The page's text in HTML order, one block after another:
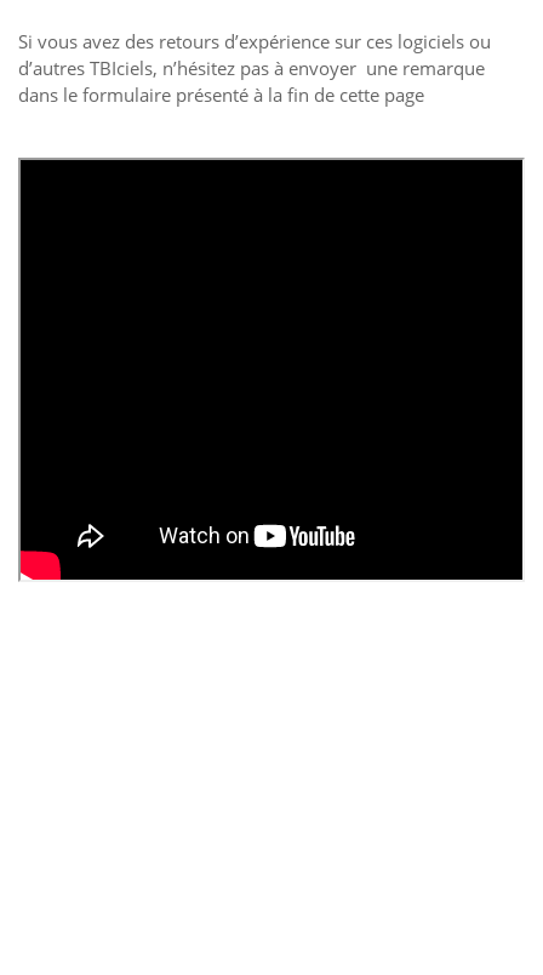
Si vous avez des retours d’expérience sur ces logiciels ou
d’autres TBIciels, n’hésitez pas à envoyer une remarque
dans le formulaire présenté à la fin de cette page